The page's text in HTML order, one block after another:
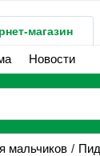
магазин
Новости
мальчиков